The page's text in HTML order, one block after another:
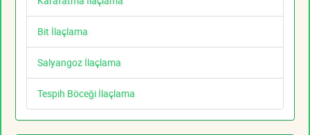
Bit İlaçlama
Salyangoz İlaçlama
Tespih Böceği İlaçlama